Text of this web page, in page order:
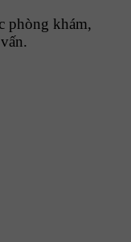
phòng khám,